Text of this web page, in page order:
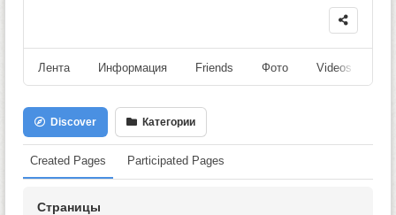
Лента Информация Friends Фото Videos
Discover Категории
Created Pages Participated Pages
Страницы